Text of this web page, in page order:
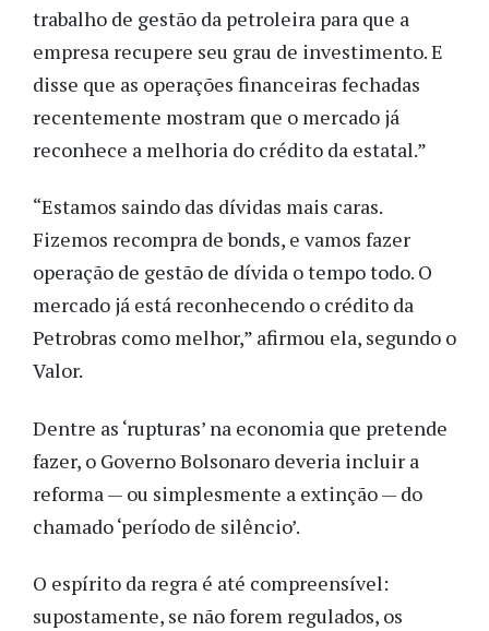
trabalho de gestão da petroleira para que a
empresa recupere seu grau de investimento. E
disse que as operações financeiras fechadas
recentemente mostram que o mercado já
reconhece a melhoria do crédito da estatal.”
“Estamos saindo das dívidas mais caras.
Fizemos recompra de bonds, e vamos fazer
operação de gestão de dívida o tempo todo. O
mercado já está reconhecendo o crédito da
Petrobras como melhor,” afirmou ela, segundo o
Valor.
Dentre as ‘rupturas’ na economia que pretende
fazer, o Governo Bolsonaro deveria incluir a
reforma — ou simplesmente a extinção — do
chamado ‘período de silêncio’.
O espírito da regra é até compreensível:
supostamente, se não forem regulados, os